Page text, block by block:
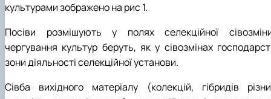
культурами зображено на рис 1.
Посіви розмішують у полях селекційної
чергування культур беруть, як у сівозмінах
зони діяльності селекційної установи.
Сівба вихідного матеріалу (колекцій, гібридів